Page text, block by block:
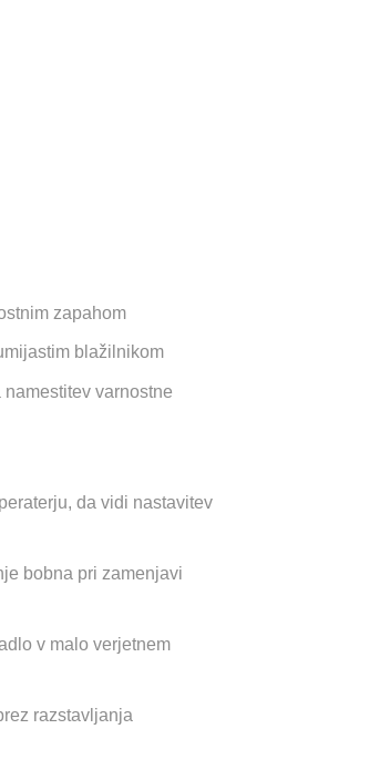
zapahom
blažilnikom
varnostne
da vidi nastavitev
bobna pri zamenjavi
v malo verjetnem
razstavljanja